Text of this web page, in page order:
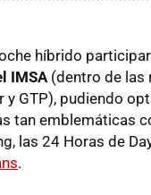
híbrido
IMSA (dentro de las
y GTP), pudiendo
tan emblemáticas
las 24 Horas de
.